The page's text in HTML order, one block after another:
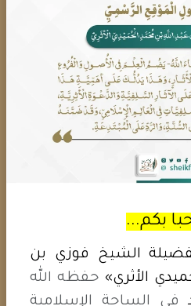
الشيعة
على عائشة أنها
بكم...
الشيخ فوزي بن
الأثري» حفظه الله
في الساحة الإسلامية